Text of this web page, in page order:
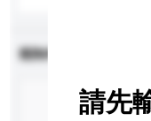
查詢內容
請先